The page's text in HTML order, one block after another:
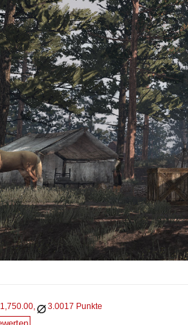
1,750.00, 3.0017 Punkte